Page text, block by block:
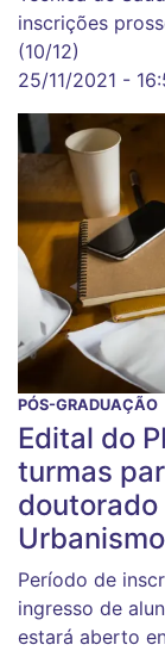
inscrições
(10/12)
25/11/2021 -
PÓS-GRADUAÇÃO
Edital do
turmas
Urbanismo
Período de
ingresso de
estará aberto